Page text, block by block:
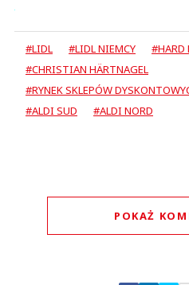
#LIDL #LIDL NIEMCY
#HARD
#CHRISTIAN HÄRTNAGEL
#RYNEK SKLEPÓW
#ALDI SUD
#ALDI NORD
POKAŻ